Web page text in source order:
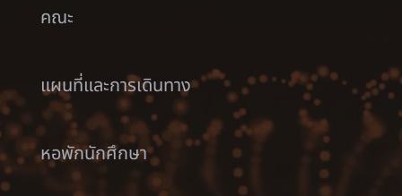
คณะ
แผนที่และการเดินทาง
หอพักนักศึกษา